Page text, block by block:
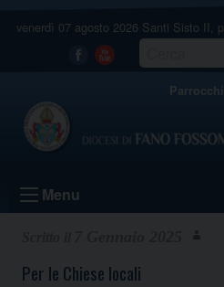
venerdì 07 agosto 2026 Santi Sisto II,
Facebook
Youtube
Menu
Per le Chiese locali